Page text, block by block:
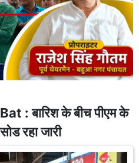
: बारिश के बीच पीएम के
रहा जारी